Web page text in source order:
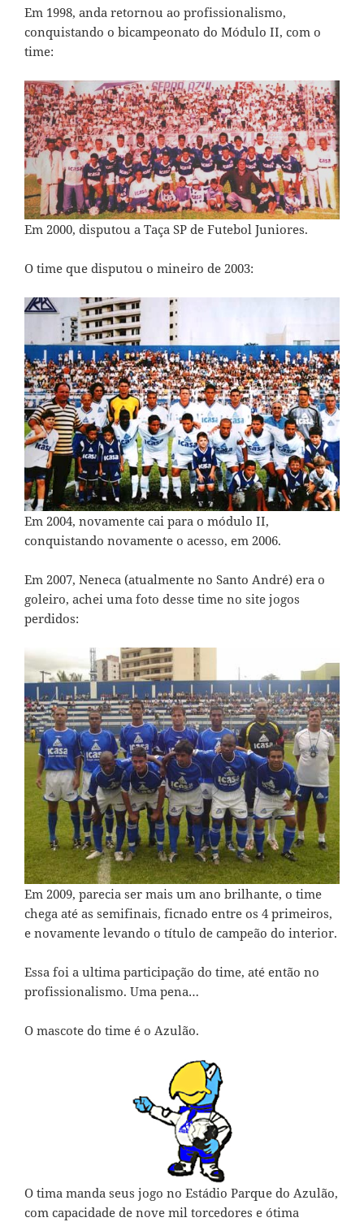
Em 1998, anda retornou ao profissionalismo,
conquistando o bicampeonato do Módulo II, com o
time:
Em 2000, disputou a Taça SP de Futebol Juniores.
O time que disputou o mineiro de 2003:
Em 2004, novamente cai para o módulo II,
conquistando novamente o acesso, em 2006.
Em 2007, Neneca (atualmente no Santo André) era o
goleiro, achei uma foto desse time no site jogos
perdidos:
Em 2009, parecia ser mais um ano brilhante, o time
chega até as semifinais, ficnado entre os 4 primeiros,
e novamente levando o título de campeão do interior.
Essa foi a ultima participação do time, até então no
profissionalismo. Uma pena…
O mascote do time é o Azulão.
O tima manda seus jogo no Estádio Parque do Azulão,
com capacidade de nove mil torcedores e ótima